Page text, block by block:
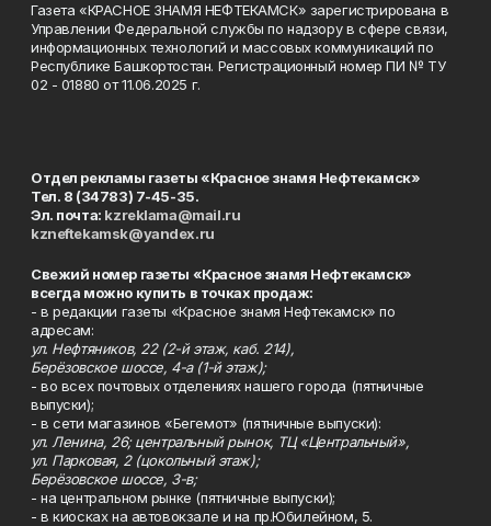
Газета «КРАСНОЕ ЗНАМЯ НЕФТЕКАМСК» зарегистрирована в
Управлении Федеральной службы по надзору в сфере связи,
информационных технологий и массовых коммуникаций по
Республике Башкортостан. Регистрационный номер ПИ № ТУ
02 - 01880 от 11.06.2025 г.
Отдел рекламы газеты «Красное знамя Нефтекамск»
Тел. 8 (34783) 7-45-35.
Эл. почта: kzreklama@mail.ru
kzneftekamsk@yandex.ru
Свежий номер газеты «Красное знамя Нефтекамск»
всегда можно купить в точках продаж:
- в редакции газеты «Красное знамя Нефтекамск» по
адресам:
ул. Нефтяников, 22 (2-й этаж, каб. 214),
Берёзовское шоссе, 4-а (1-й этаж);
- во всех почтовых отделениях нашего города (пятничные
выпуски);
- в сети магазинов «Бегемот» (пятничные выпуски):
ул. Ленина, 26; центральный рынок, ТЦ «Центральный»,
ул. Парковая, 2 (цокольный этаж);
Берёзовское шоссе, 3-в;
- на центральном рынке (пятничные выпуски);
- в киосках на автовокзале и на пр.Юбилейном, 5.